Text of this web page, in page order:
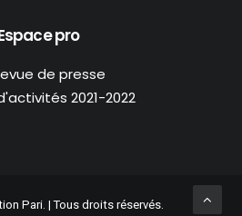
pro
de presse
2021-2022
Pari. | Tous droits réservés.